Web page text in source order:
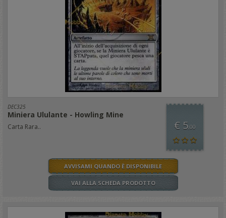
DEC325
Miniera Ululante - Howling Mine
Carta Rara.. € 5,00
AVVISAMI QUANDO È DISPONIBILE
VAI ALLA SCHEDA PRODOTTO